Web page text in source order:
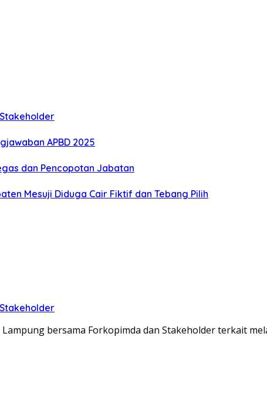
APBD 2025
dan Pencopotan Jabatan
Mesuji Diduga Cair Fiktif dan Tebang Pilih
bersama Forkopimda dan Stakeholder terkait